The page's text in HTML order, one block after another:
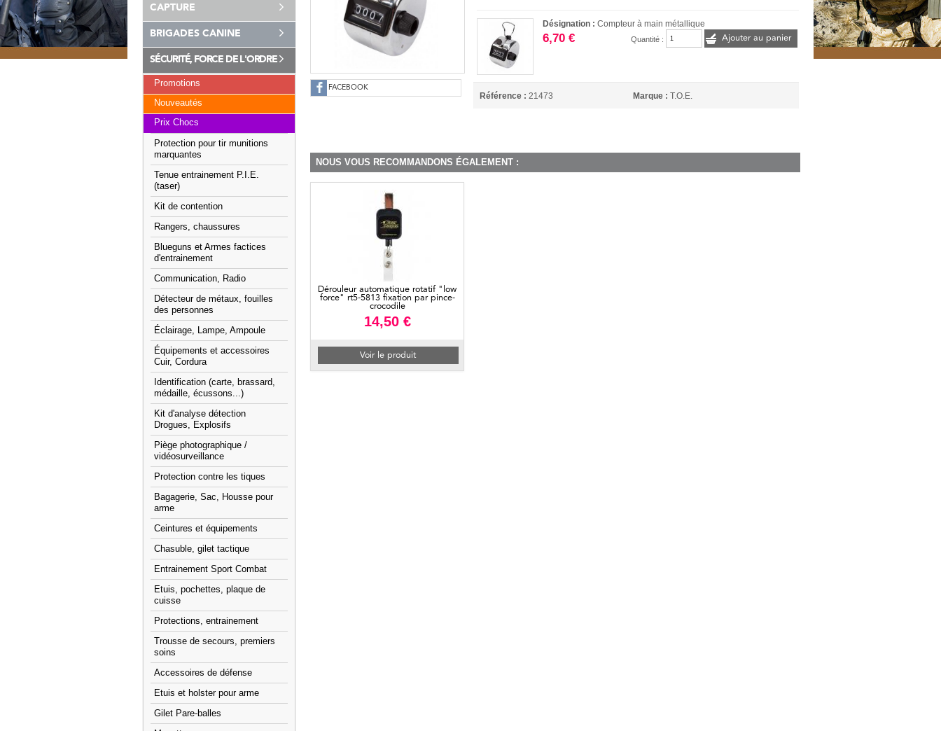
CAPTURE
BRIGADES CANINE
SÉCURITÉ, FORCE DE L'ORDRE
Promotions
Nouveautés
Prix Chocs
Protection pour tir munitions
marquantes
Tenue entrainement P.I.E.
(taser)
Kit de contention
Rangers, chaussures
Blueguns et Armes factices
d'entrainement
Communication, Radio
Détecteur de métaux, fouilles
des personnes
Éclairage, Lampe, Ampoule
Équipements et accessoires
Cuir, Cordura
Identification (carte, brassard,
médaille, écussons...)
Kit d'analyse détection
Drogues, Explosifs
Piège photographique /
vidéosurveillance
Protection contre les tiques
Bagagerie, Sac, Housse pour
arme
Ceintures et équipements
Chasuble, gilet tactique
Entrainement Sport Combat
Etuis, pochettes, plaque de
cuisse
Protections, entrainement
Trousse de secours, premiers
soins
Accessoires de défense
Etuis et holster pour arme
Gilet Pare-balles
FACEBOOK
Désignation :Compteur à main métallique
6,70 € Quantité : Ajouter au panier
Référence : 21473 Marque : T.O.E.
NOUS VOUS RECOMMANDONS ÉGALEMENT :
Dérouleur automatique rotatif "low
force" rt5-5813 fixation par pince-
crocodile
14,50 €
Voir le produit